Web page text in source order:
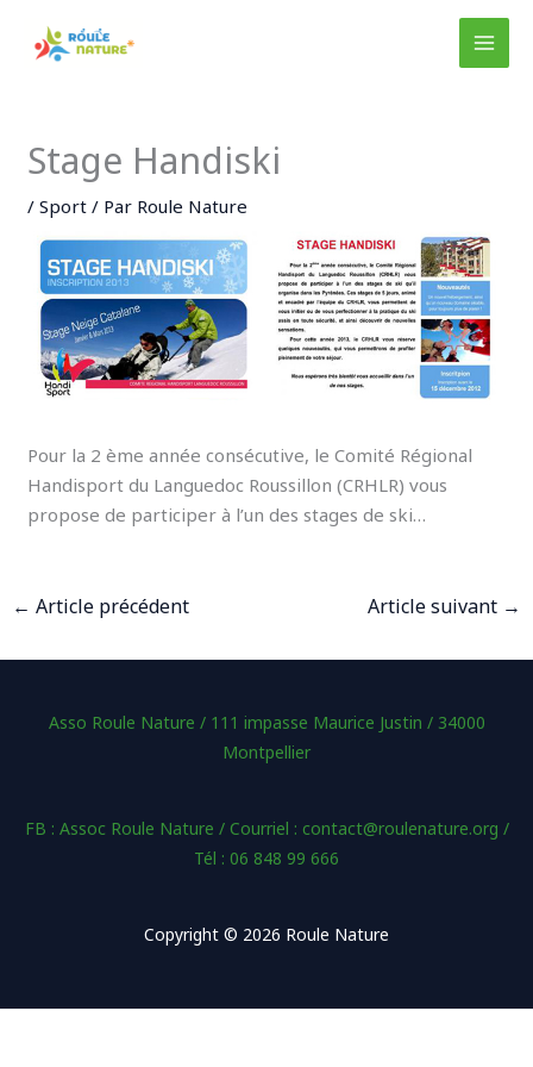
Stage Handiski
/Sport / Par Roule Nature
Pour la 2 ème année consécutive, le Comité Régional
Handisport du Languedoc Roussillon (CRHLR) vous
propose de participer à l’un des stages de ski…
← Article précédent Article suivant →
Asso Roule Nature / 111 impasse Maurice Justin / 34000
Montpellier
FB : Assoc Roule Nature / Courriel : contact@roulenature.org /
Tél : 06 848 99 666
Copyright © 2026 Roule Nature